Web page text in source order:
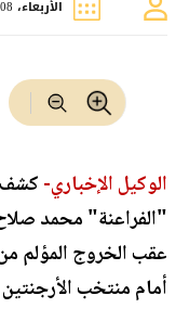
الأربعاء، 08-07-2026
الوكيل الإخباري-كشف
"الفراعنة" محمد
أمام منتخب الأرجنتين